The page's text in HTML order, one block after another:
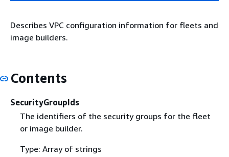
Describes VPC configuration information for fleets and
image builders.
Contents
SecurityGroupIds
The identifiers of the security groups for the fleet
or image builder.
Type: Array of strings